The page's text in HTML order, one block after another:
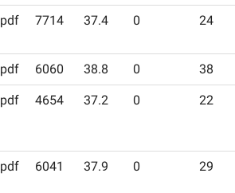
pdf 7714 37.4 0 24
pdf 6060 38.8 0 38
pdf 4654 37.2 0 22
pdf 6041 37.9 0 29